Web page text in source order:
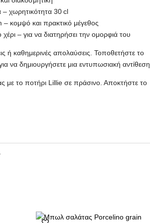
– χωρητικότητα 30 cl
κομψό και πρακτικό μέγεθος
– για να διατηρήσει την ομορφιά του
ή καθημερινές απολαύσεις. Τοποθετήστε το
να δημιουργήσετε μια εντυπωσιακή αντίθεση.
με το ποτήρι Lillie σε πράσινο. Αποκτήστε το